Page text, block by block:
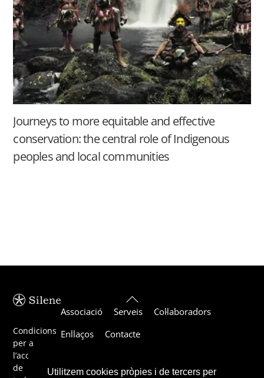
Utilitzem cookies pròpies i de tercers per
Journeys to more equitable and effective
conservation: the central role of Indigenous
peoples and local communities
Back
To
Top
Condicions
per a
l’acceptació
de
Associació Serveis
Col·laboradors
Enllaços
Contacte